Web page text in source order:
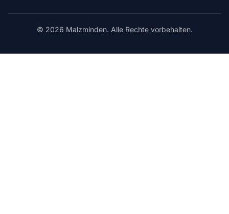
© 2026 Malzminden. Alle Rechte vorbehalten.